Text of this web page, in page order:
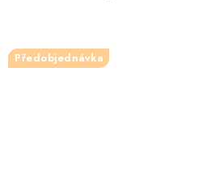
Předobjednávka